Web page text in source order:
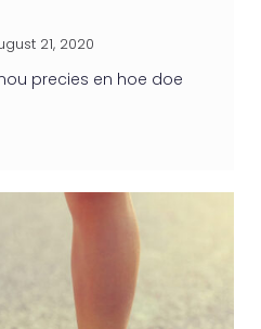
21, 2020
precies en hoe doe